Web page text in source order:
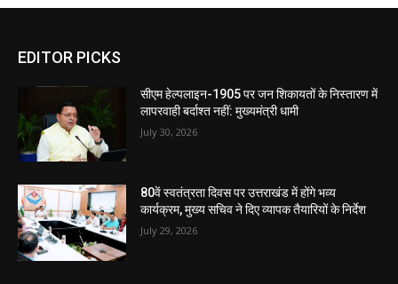
EDITOR PICKS
सीएम हेल्पलाइन-1905 पर जन शिकायतों के निस्तारण में
लापरवाही बर्दाश्त नहीं: मुख्यमंत्री धामी
July 30, 2026
80वें स्वतंत्रता दिवस पर उत्तराखंड में होंगे भव्य
कार्यक्रम, मुख्य सचिव ने दिए व्यापक तैयारियों के निर्देश
July 29, 2026